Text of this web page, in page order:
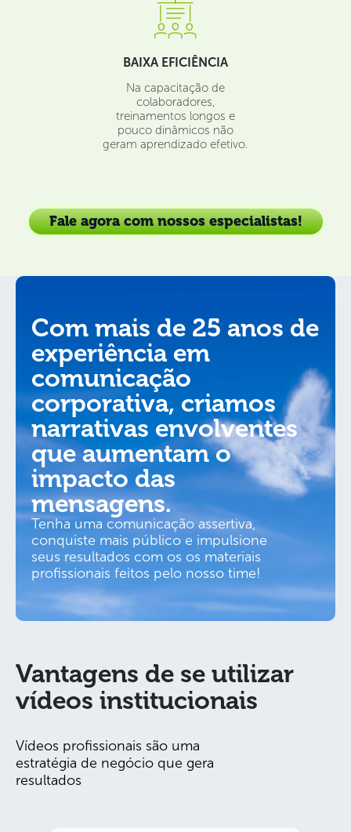
BAIXA EFICIÊNCIA
Na capacitação de
colaboradores,
treinamentos longos e
pouco dinâmicos não
geram aprendizado efetivo.
Fale agora com nossos especialistas!
Com mais de 25 anos de
experiência em
comunicação
corporativa, criamos
narrativas envolventes
que aumentam o
impacto das
mensagens.
Tenha uma comunicação assertiva,
conquiste mais público e impulsione
seus resultados com os os materiais
profissionais feitos pelo nosso time!
Vantagens de se utilizar
vídeos institucionais
Vídeos profissionais são uma
estratégia de negócio que gera
resultados